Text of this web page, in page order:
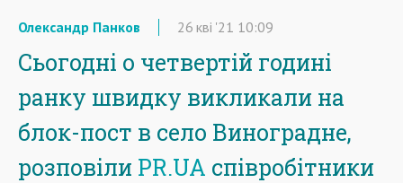
Олександр Панков 26 кві '21 10:09
Сьогодні о четвертій годині
ранку швидку викликали на
блок-пост в село Виноградне,
розповіли PR.UA співробітники